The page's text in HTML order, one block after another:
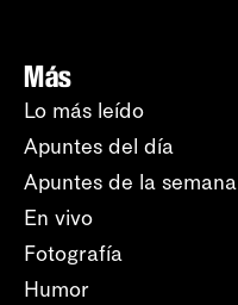
Más
Lo más leído
Apuntes del día
Apuntes de la semana
En vivo
Fotografía
Humor